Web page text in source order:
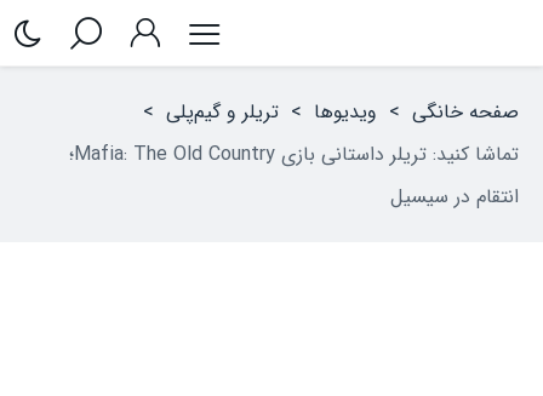
صفحه خانگی > ویدیوها > تریلر و گیم‌پلی >
تماشا کنید: تریلر داستانی بازی Mafia: The Old Country؛
انتقام در سیسیل